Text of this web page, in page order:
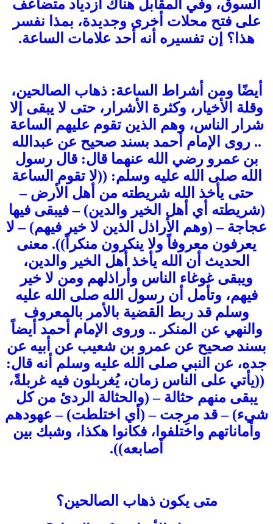
السوق، وفي المقابل هناك ازدياد متضاعف
على فتح محلات أخرى وجديدة، بمذا نفسر
هذا؟ إن تفسيره أنه أحد علامات الساعة.
أيضًا ومن أشراط الساعة: ذهاب الصالحين،
وقلة الأخيار، وكثرة الأشرار، حتى لا يبقى إلا
شرار الناس، وهم الذين تقوم عليهم الساعة
.. روى الإمام أحمد بسند صحيح عن عبدالله
بن عمرو رضي الله عنهما قال: قال رسول
الله صلى الله عليه وسلم: ((لا تقوم الساعة
حتى يأخذ الله شريطته من أهل الأرض –
(شريطته أي أهل الخير والدين) – فيبقى فيها
عجاجة – (وهم الأراذل الذين لا خير فيهم) – لا
يعرفون معروفاً ولا ينكرون منكراً)). معنى
الحديث أن الله يأخذ أهل الخير والدين،
ويبقى غوغاء الناس وأراذلهم ومن لا خير
فيهم، وتأمل أن رسول الله صلى الله عليه
وسلم قد ربط القضية بالأمر بالمعروف
والنهي عن المنكر .. وروى الإمام أحمد أيضاً
بسند صحيح عن عمرو بن شعيب عن أبيه عن
جده، عن النبي صلى الله عليه وسلم أنه قال:
((يأتي على الناس زمان، يُغربلون فيه غربلةً،
يبقى منهم حثالة – (والحثالة الردئ من كل
شيء) – قد مرِجت – (أي اختلطت) – عهودهم
وأماناتهم واختلفوا، فكانوا هكذا، وشبك بين
أصابعه)).
متى يكون ذهاب الصالحين؟